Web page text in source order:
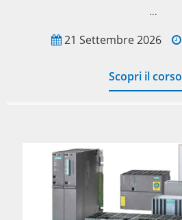
...
21 Settembre 2026
Scopri il corso